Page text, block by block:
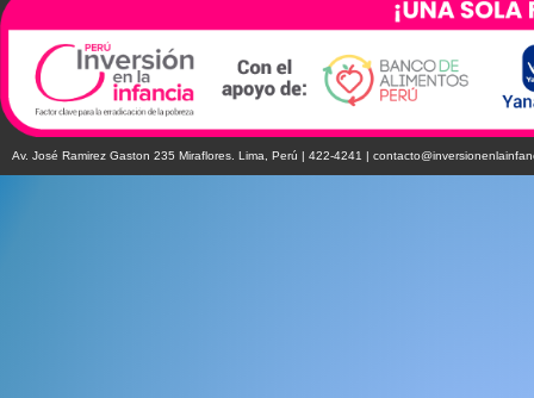
Av. José Ramirez Gaston 235 Miraflores. Lima, Perú | 422-4241 |